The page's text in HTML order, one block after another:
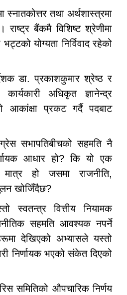
तथा अर्थशास्त्रमा
राष्ट्र बैंकमै विशिष्ट श्रेणीमा
योग्यता निर्विवाद रहेको
डा. प्रकाशकुमार श्रेष्ठ र
अधिकृत ज्ञानेन्द्र
आकांक्षा प्रकट गर्दै पदबाट
सभापतिबीचको सहमति नै
आधार हो? कि यो एक
मात्र हो जसमा राजनीति,
खोजिँदैछ?
स्वतन्त्र वित्तीय नियामक
सहमति आवश्यक नपर्ने
देखिएको अभ्यासले यस्तो
निर्णायक भएको संकेत दिएको
समितिको औपचारिक निर्णय